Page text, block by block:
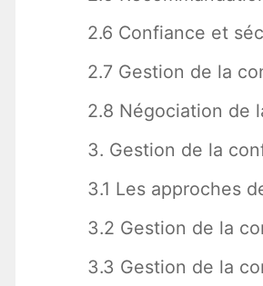
2.6 Confiance et
2.7 Gestion de la
2.8 Négociation de
3. Gestion de la
3.1 Les approches
3.2 Gestion de la
3.3 Gestion de la